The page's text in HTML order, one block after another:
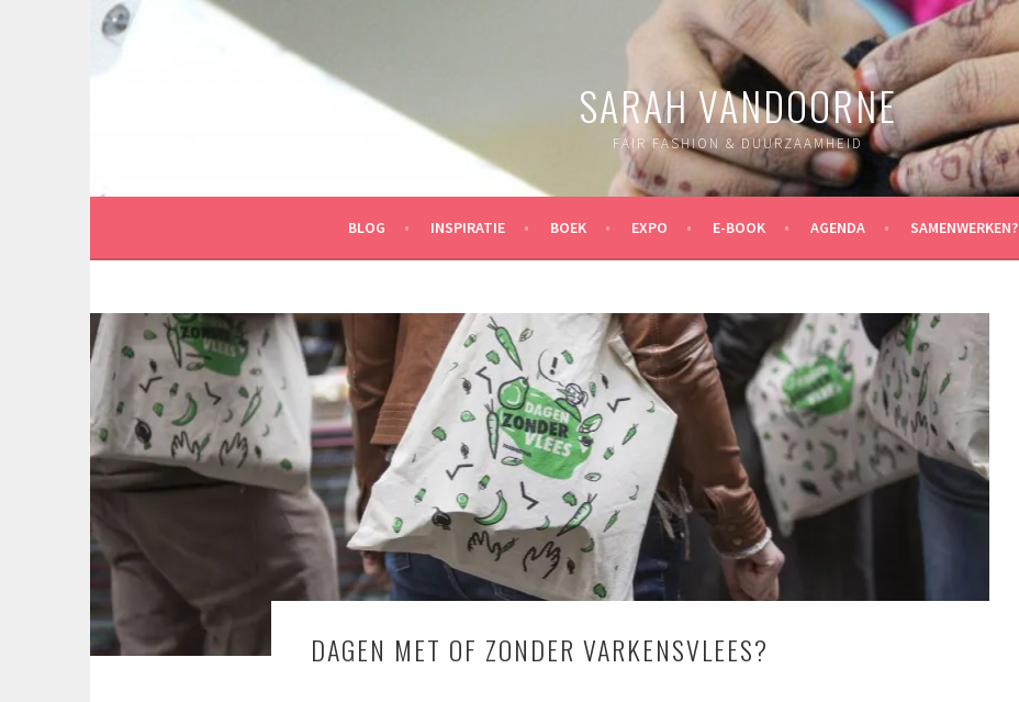
Spring
naar
SARAH VANDOORNE
FAIR FASHION & DUURZAAMHEID
BLOG INSPIRATIE BOEK EXPO E-BOOK AGENDA SAMENWERKEN?
DAGEN MET OF ZONDER VARKENSVLEES?